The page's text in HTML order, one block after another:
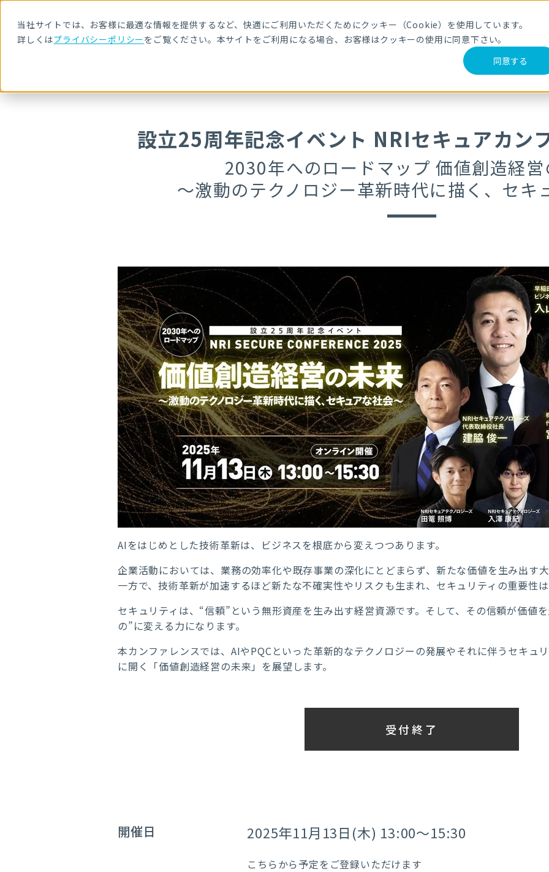
当社サイトでは、お客様に最適な情報を提供するなど、快適にご利用いただくためにクッキー（Cookie）を使用しています。
詳しくはプライバシーポリシーをご覧ください。本サイトをご利用になる場合、お客様はクッキーの使用に同意下さい。
同意する
メールマガジ
サービス・製品 導入事例 セミナー ブログ
設立25周年記念イベント NRIセキュアカン
2030年へのロードマップ 価値創造経営
～激動のテクノロジー革新時代に描く、セキ
AIをはじめとした技術革新は、ビジネスを根底から変えつつあります。
企業活動においては、業務の効率化や既存事業の深化にとどまらず、新たな価値を生み出す
一方で、技術革新が加速するほど新たな不確実性やリスクも生まれ、セキュリティの重要性は
セキュリティは、“信頼”という無形資産を生み出す経営資源です。そして、その信頼が価値
の”に変える力になります。
本カンファレンスでは、AIやPQCといった革新的なテクノロジーの発展やそれに伴うセキュ
に開く「価値創造経営の未来」を展望します。
受付終了
開催日 2025年11月13日(木) 13:00～15:30
こちらから予定をご登録いただけます